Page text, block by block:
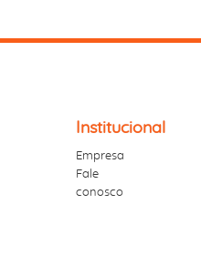
Institucional
Empresa
Fale
conosco